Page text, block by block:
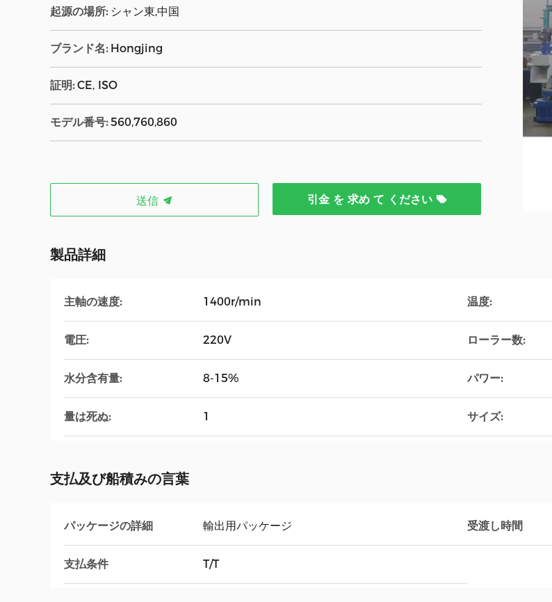
起源の場所: シャン東,中国
ブランド名: Hongjing
証明: CE, ISO
モデル番号: 560,760,860
送信 引金 を 求め て ください
製品詳細
主軸の速度: 1400r/min 温度:
電圧: 220V ローラー数:
水分含有量: 8-15% パワー:
量は死ぬ: 1 サイズ:
支払及び船積みの言葉
パッケージの詳細 輸出用パッケージ 受渡し時間
支払条件 T/T